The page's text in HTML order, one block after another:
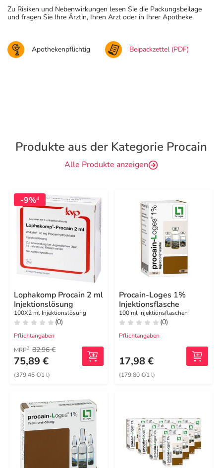
Zu Risiken und Nebenwirkungen lesen Sie die Packungsbeilage
und fragen Sie Ihre Ärztin, Ihren Arzt oder in Ihrer Apotheke.
Apothekenpflichtig Beipackzettel (PDF)
Produkte aus der Kategorie Procain
Alle Produkte anzeigen
-9%4
Lophakomp Procain 2 ml
Injektionslösung
100X2 ml Injektionslösung
(0)
Pflichtangaben
MRP2 82,96 €
75,89 €
(379,45 €/1 l)
Procain-Loges 1%
Injektionsflasche
100 ml Injektionsflaschen
(0)
Pflichtangaben
17,98 €
(179,80 €/1 l)